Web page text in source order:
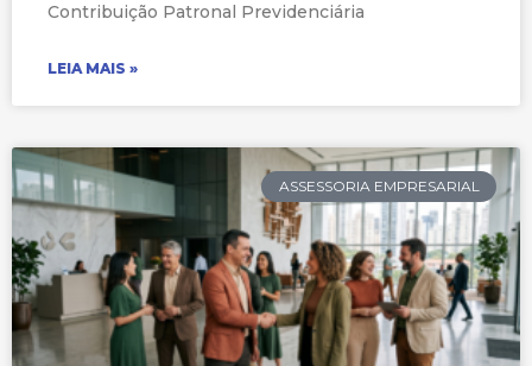
Contribuição Patronal Previdenciária
LEIA MAIS »
ASSESSORIA EMPRESARIAL